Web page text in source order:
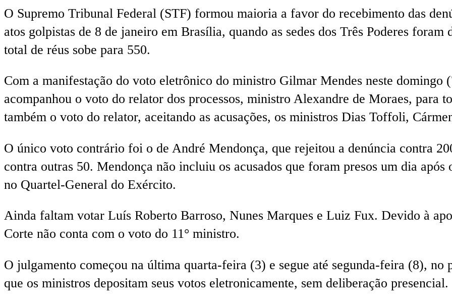
O Supremo Tribunal Federal (STF) formou maioria a favor do recebimento das
atos golpistas de 8 de janeiro em Brasília, quando as sedes dos Três Poderes foram
total de réus sobe para 550.
Com a manifestação do voto eletrônico do ministro Gilmar Mendes neste domingo
acompanhou o voto do relator dos processos, ministro Alexandre de Moraes, para
também o voto do relator, aceitando as acusações, os ministros Dias Toffoli,
O único voto contrário foi o de André Mendonça, que rejeitou a denúncia contra
contra outras 50. Mendonça não incluiu os acusados que foram presos um dia
no Quartel-General do Exército.
Ainda faltam votar Luís Roberto Barroso, Nunes Marques e Luiz Fux. Devido à
Corte não conta com o voto do 11° ministro.
O julgamento começou na última quarta-feira (3) e segue até segunda-feira (8),
que os ministros depositam seus votos eletronicamente, sem deliberação presencial.